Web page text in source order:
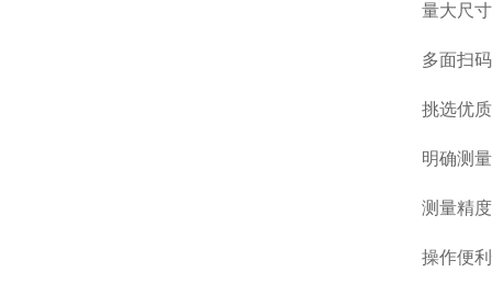
量大尺
多面扫
挑选优
明确测
测量精
操作便